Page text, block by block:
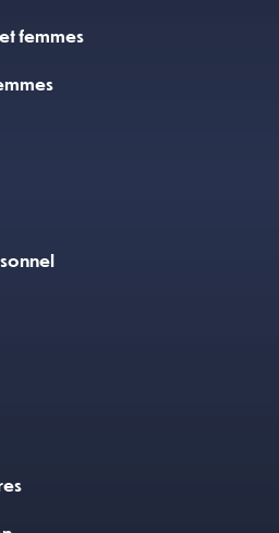
femmes